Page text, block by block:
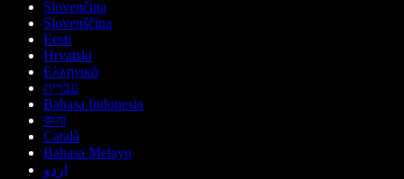
Slovenčina
Slovenščina
Eesti
Hrvatski
Ελληνικά
עברית
Bahasa Indonesia
বাংলা
Català
Bahasa Melayu
اردو